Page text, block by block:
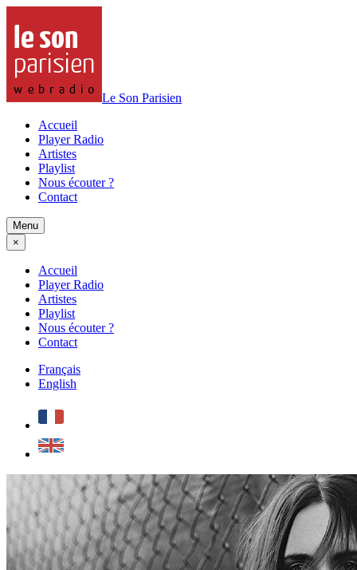
Le Son Parisien
Accueil
Player Radio
Artistes
Playlist
Nous écouter ?
Contact
Menu
×
Accueil
Player Radio
Artistes
Playlist
Nous écouter ?
Contact
Français
English